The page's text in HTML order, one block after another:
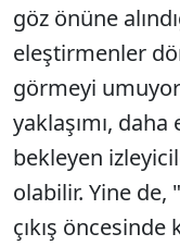
göz önüne
eleştirmenler
görmeyi
yaklaşımı,
bekleyen
olabilir. Yine de,
çıkış öncesinde